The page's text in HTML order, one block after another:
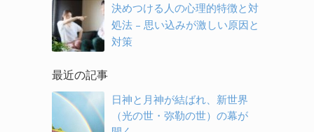
決めつける人の心理的特徴と対
処法 – 思い込みが激しい原因と
対策
最近の記事
日神と月神が結ばれ、新世界
（光の世・弥勒の世）の幕が